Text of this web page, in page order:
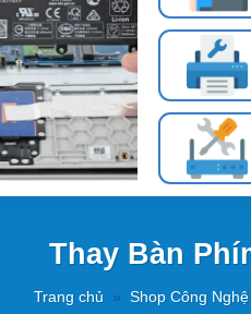
Thay Bàn
Trang chủ » Shop Công Nghệ